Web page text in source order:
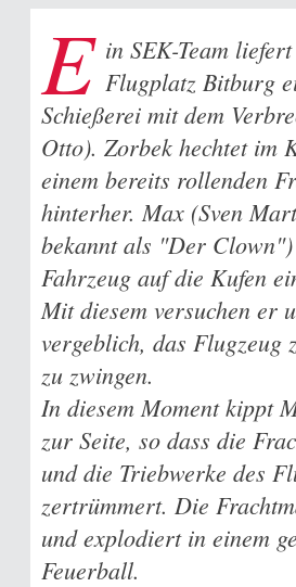
E in SEK-Team
Flugplatz Bitburg
Schießerei mit dem
Otto). Zorbek hechtet im
einem bereits rollenden
hinterher. Max (Sven
bekannt als "Der
Fahrzeug auf die Kufen
Mit diesem versuchen er
vergeblich, das Flugzeug
zu zwingen.
In diesem Moment kippt
zur Seite, so dass die
und die Triebwerke des
zertrümmert. Die
und explodiert in einem
Feuerball.